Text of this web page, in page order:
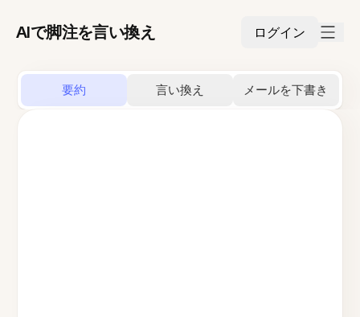
AIで脚注を言い換え ログイン
要約 言い換え メールを下書き